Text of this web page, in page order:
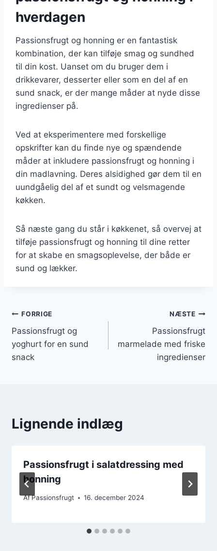
hverdagen
Passionsfrugt og honning er en fantastisk
kombination, der kan tilføje smag og sundhed
til din kost. Uanset om du bruger dem i
drikkevarer, desserter eller som en del af en
sund snack, er der mange måder at nyde disse
ingredienser på.
Ved at eksperimentere med forskellige
opskrifter kan du finde nye og spændende
måder at inkludere passionsfrugt og honning i
din madlavning. Deres alsidighed gør dem til en
uundgåelig del af et sundt og velsmagende
køkken.
Så næste gang du står i køkkenet, så overvej at
tilføje passionsfrugt og honning til dine retter
for at skabe en smagsoplevelse, der både er
sund og lækker.
Indlægsnavigation
FORRIGE
Passionsfrugt og
yoghurt for en sund
snack
NÆSTE
Passionsfrugt
marmelade med friske
ingredienser
Lignende indlæg
Passionsfrugt i salatdressing med
honning
AfPassionsfrugt 16. december 2024